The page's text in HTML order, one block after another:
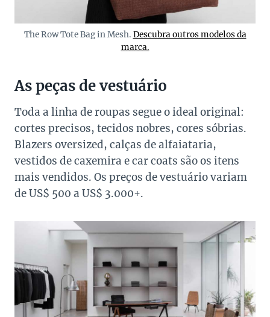
The Row Tote Bag in Mesh. Descubra outros modelos da
marca.
As peças de vestuário
Toda a linha de roupas segue o ideal original:
cortes precisos, tecidos nobres, cores sóbrias.
Blazers oversized, calças de alfaiataria,
vestidos de caxemira e car coats são os itens
mais vendidos. Os preços de vestuário variam
de US$ 500 a US$ 3.000+.